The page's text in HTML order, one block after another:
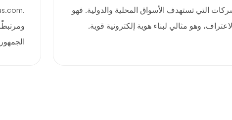
التي تستهدف الأسواق المحلية والدولية. فهو
وهو مثالي لبناء هوية إلكترونية قوية.